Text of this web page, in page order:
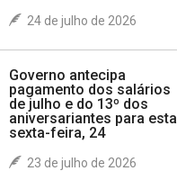
24 de julho de 2026
Governo antecipa
pagamento dos salários
de julho e do 13º dos
aniversariantes para esta
sexta-feira, 24
23 de julho de 2026